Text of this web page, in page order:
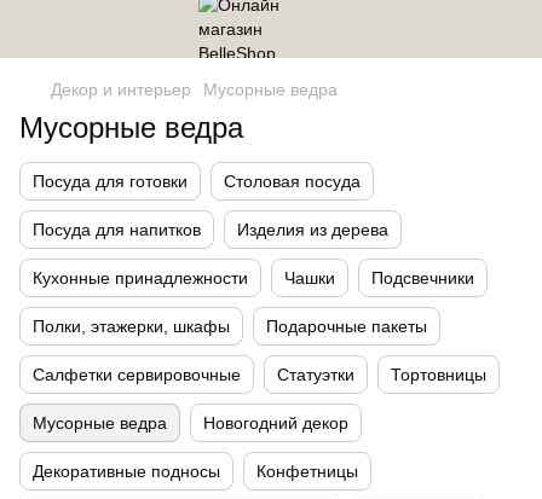
Декор и интерьер Мусорные ведра
Мусорные ведра
Посуда для готовки Столовая посуда
Посуда для напитков Изделия из дерева
Кухонные принадлежности Чашки Подсвечники
Полки, этажерки, шкафы Подарочные пакеты
Салфетки сервировочные Статуэтки Тортовницы
Мусорные ведра Новогодний декор
Декоративные подносы Конфетницы